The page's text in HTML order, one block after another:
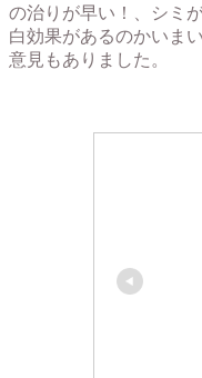
の治りが早い！、シミ
白効果があるのかいま
意見もありました。